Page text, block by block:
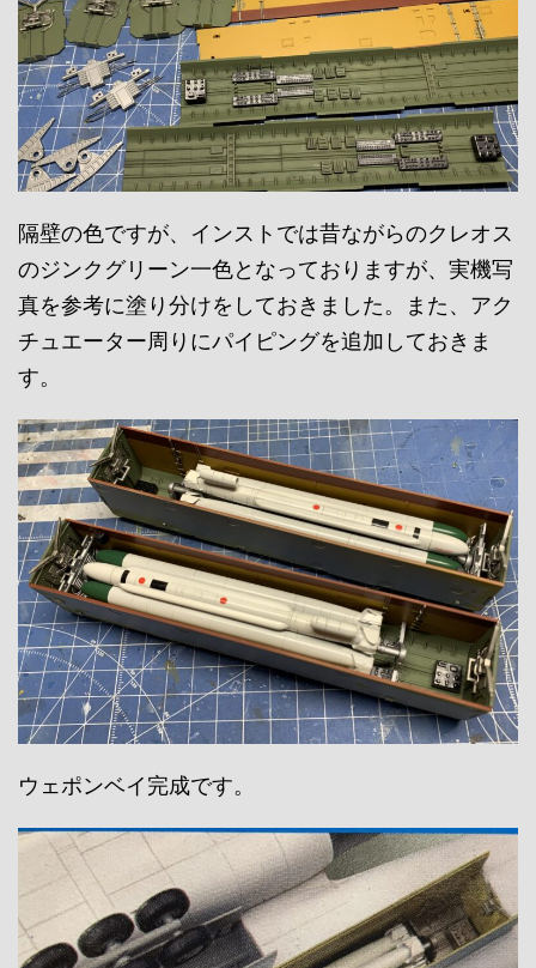
隔壁の色ですが、インストでは昔ながらのクレオス
のジンクグリーン一色となっておりますが、実機写
真を参考に塗り分けをしておきました。また、アク
チュエーター周りにパイピングを追加しておきま
す。
ウェポンベイ完成です。